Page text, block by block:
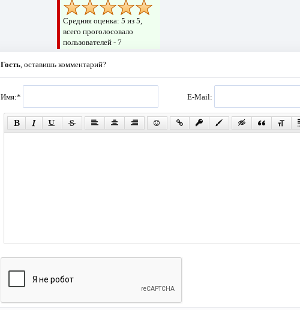
Средняя оценка: 5 из 5,
всего проголосовало
пользователей - 7
Гость, оставишь комментарий?
Имя:* E-Mail: